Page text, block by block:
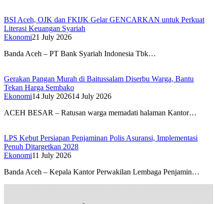
BSI Aceh, OJK dan FKIJK Gelar GENCARKAN untuk Perkuat
Literasi Keuangan Syariah
Ekonomi21 July 2026
Banda Aceh – PT Bank Syariah Indonesia Tbk…
Gerakan Pangan Murah di Baitussalam Diserbu Warga, Bantu
Tekan Harga Sembako
Ekonomi14 July 202614 July 2026
ACEH BESAR – Ratusan warga memadati halaman Kantor…
LPS Kebut Persiapan Penjaminan Polis Asuransi, Implementasi
Penuh Ditargetkan 2028
Ekonomi11 July 2026
Banda Aceh – Kepala Kantor Perwakilan Lembaga Penjamin…